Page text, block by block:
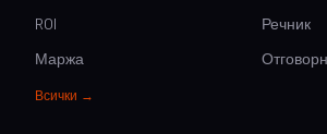
ROI
Маржа
Всички →
Речник